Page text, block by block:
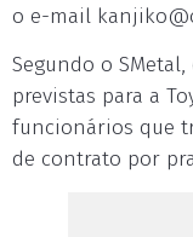
o e-mail
Segundo o
previstas para a
funcionários que
de contrato por